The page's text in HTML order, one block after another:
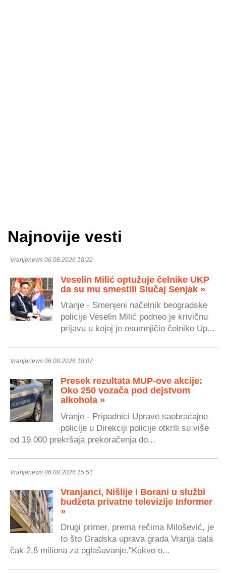
Najnovije vesti
Vranjenews 06.08.2026 18:22
Veselin Milić optužuje čelnike UKP
da su mu smestili Slučaj Senjak »
Vranje - Smenjeni načelnik beogradske
policije Veselin Milić podneo je krivičnu
prijavu u kojoj je osumnjičio čelnike Up...
Vranjenews 06.08.2026 18:07
Presek rezultata MUP-ove akcije:
Oko 250 vozača pod dejstvom
alkohola »
Vranje - Pripadnici Uprave saobraćajne
policije u Direkciji policije otkrili su više
od 19.000 prekršaja prekoračenja do...
Vranjenews 06.08.2026 15:51
Vranjanci, Nišlije i Borani u službi
budžeta privatne televizije Informer
»
Drugi primer, prema rečima Milošević, je
to što Gradska uprava grada Vranja dala
čak 2,8 miliona za oglašavanje."Kakvo o...